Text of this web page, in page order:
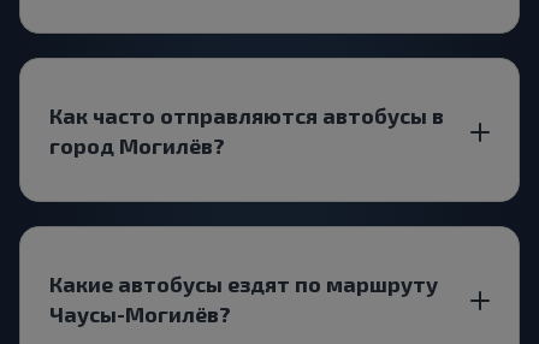
Как часто отправляются автобусы в
город Могилёв?
Какие автобусы ездят по маршруту
Чаусы-Могилёв?